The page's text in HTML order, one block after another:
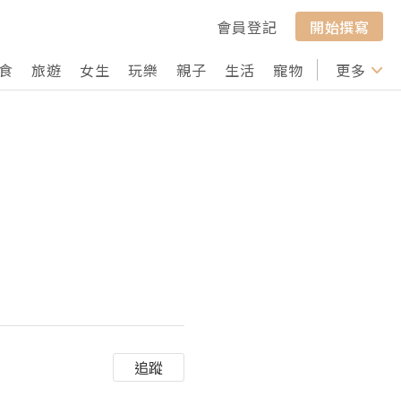
會員登記
開始撰寫
旅遊 女生 玩樂 親子 生活 寵物 行山 打卡
更多
追蹤